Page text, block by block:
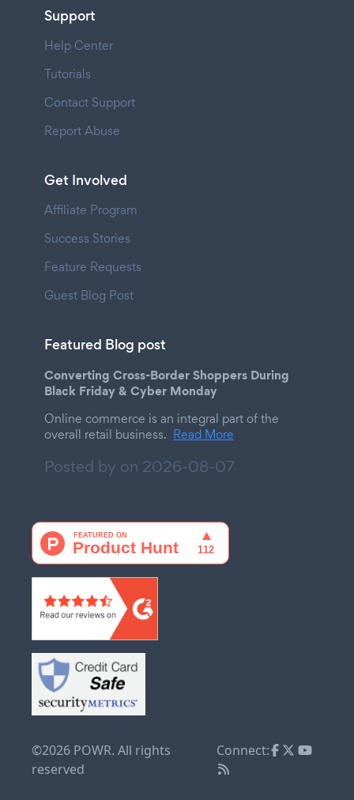
Support
Help Center
Tutorials
Contact Support
Report Abuse
Get Involved
Affiliate Program
Success Stories
Feature Requests
Guest Blog Post
Featured Blog post
Converting Cross-Border Shoppers During
Black Friday & Cyber Monday
Online commerce is an integral part of the
overall retail business. Read More
Posted by on 2026-08-07
©2026 POWR. All rights
reserved
Connect: